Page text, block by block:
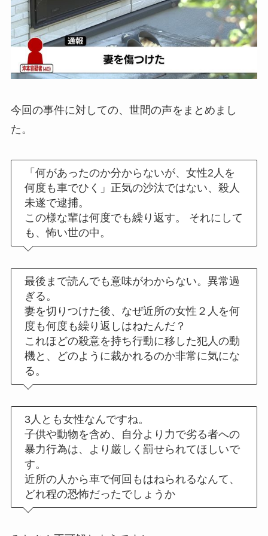
今回の事件に対しての、世間の声をまとめまし
た。
「何があったのか分からないが、女性2人を
何度も車でひく」正気の沙汰ではない、殺人
未遂で逮捕。
この様な輩は何度でも繰り返す。 それにして
も、怖い世の中。
最後まで読んでも意味がわからない。異常過
ぎる。
妻を切りつけた後、なぜ近所の女性２人を何
度も何度も繰り返しはねたんだ？
これほどの殺意を持ち行動に移した犯人の動
機と、どのように裁かれるのか非常に気にな
る。
3人とも女性なんですね。
子供や動物を含め、自分より力で劣る者への
暴力行為は、より厳しく罰せられてほしいで
す。
近所の人から車で何回もはねられるなんて、
どれ程の恐怖だったでしょうか